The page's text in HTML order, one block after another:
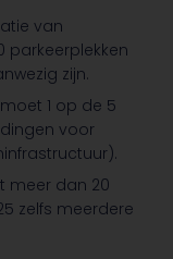
van
parkeerplekken
zijn.
1 op de 5
voor
meer dan 20
zelfs meerdere